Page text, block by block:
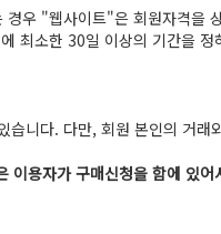
우 "웹사이트"은 회원자격을 상
최소한 30일 이상의 기간을 정
니다. 다만, 회원 본인의 거래
용자가 구매신청을 함에 있어